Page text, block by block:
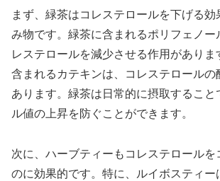
まず、緑茶はコレステロールを下げる効
み物です。緑茶に含まれるポリフェノー
レステロールを減少させる作用がありま
含まれるカテキンは、コレステロールの
あります。緑茶は日常的に摂取すること
ル値の上昇を防ぐことができます。
次に、ハーブティーもコレステロールを
のに効果的です。特に、ルイボスティー